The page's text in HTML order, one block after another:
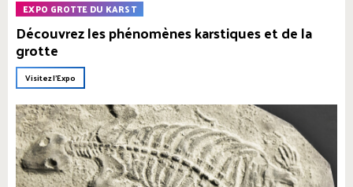
EXPO GROTTE DU KARST
Découvrez les phénomènes karstiques et de la
grotte
Visitez l'Expo